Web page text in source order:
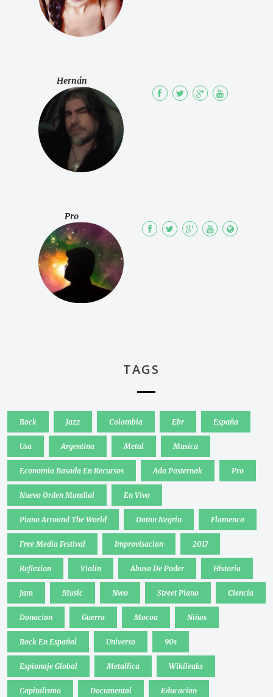
Hernán
Pro
TAGS
Rock Jazz Colombia Ebr España
Usa Argentina Metal Musica
Economia Basada En Recursos Ada Pasternak Pro
Nuevo Orden Mundial En Vivo
Piano Arround The World Dotan Negrin Flamenco
Free Media Festival Improvisacion 2017
Reflexion Violin Abuso De Poder Historia
Jam Music Nwo Street Piano Ciencia
Donacion Guerra Mocoa Niños
Rock En Español Universo 90s
Espionaje Global Metallica Wikileaks
Capitalismo Documental Educacion